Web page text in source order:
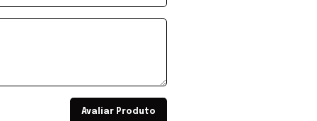
Avaliar Produto